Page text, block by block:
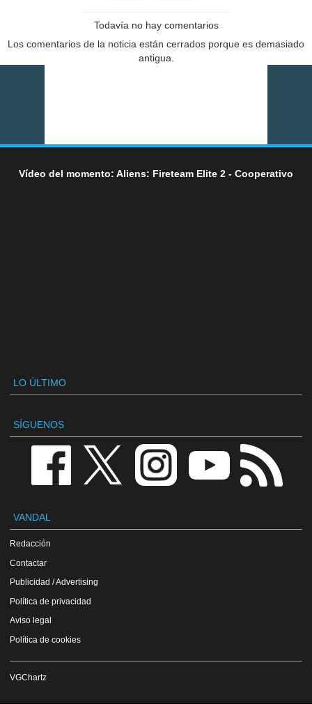
Todavía no hay comentarios
Los comentarios de la noticia están cerrados porque es demasiado
antigua.
Vídeo del momento: Aliens: Fireteam Elite 2 - Cooperativo
LO ÚLTIMO
SÍGUENOS
VANDAL
Redacción
Contactar
Publicidad / Advertising
Política de privacidad
Aviso legal
Política de cookies
VGChartz